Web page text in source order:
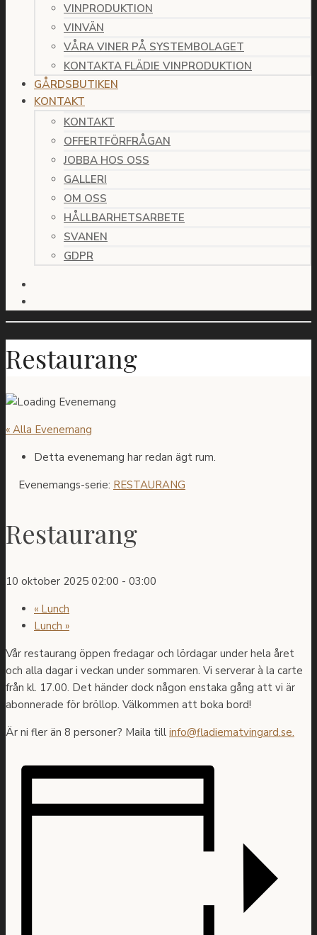
VINPRODUKTION
VINVÄN
VÅRA VINER PÅ SYSTEMBOLAGET
KONTAKTA FLÄDIE VINPRODUKTION
GÅRDSBUTIKEN
KONTAKT
KONTAKT
OFFERTFÖRFRÅGAN
JOBBA HOS OSS
GALLERI
OM OSS
HÅLLBARHETSARBETE
SVANEN
GDPR
Restaurang
« Alla Evenemang
Detta evenemang har redan ägt rum.
Evenemangs-serie: RESTAURANG
Restaurang
10 oktober 2025 02:00 - 03:00
« Lunch
Lunch »
Vår restaurang öppen fredagar och lördagar under hela året
och alla dagar i veckan under sommaren. Vi serverar à la carte
från kl. 17.00. Det händer dock någon enstaka gång att vi är
abonnerade för bröllop. Välkommen att boka bord!
Är ni fler än 8 personer? Maila till info@fladiematvingard.se.